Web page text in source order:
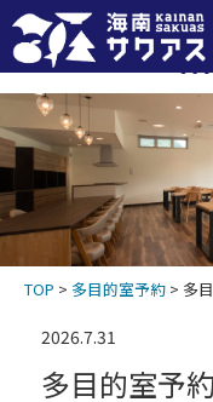
TOP > 多目的室予約 > 多
2026.7.31
多目的室予